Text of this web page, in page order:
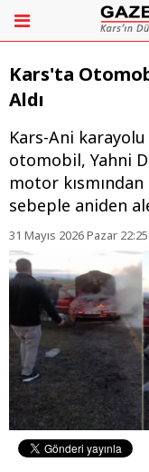
Kars'ta
Aldı
Kars-Ani
otomobil, Yahni
motor
sebeple aniden
31 Mayıs 2026 Pazar 22:25